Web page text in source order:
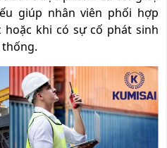
giúp nhân viên phối hợp
hoặc khi có sự cố phát sinh